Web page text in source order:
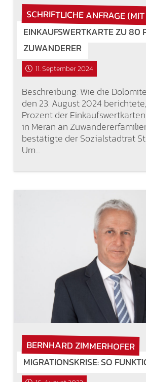
SCHRIFTLICHE ANFRAGE
EINKAUFSWERTKARTE ZU 80
ZUWANDERER
11. September 2024
Beschreibung: Wie die
den 23. August 2024
Prozent der
in Meran an
bestätigte der Sozialstadtrat
Um…
BERNHARD ZIMMERHOFER
MIGRATIONSKRISE: SO